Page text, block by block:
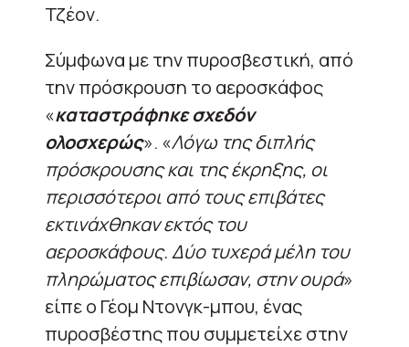
Τζέον.
Σύμφωνα με την πυροσβεστική, από
την πρόσκρουση το αεροσκάφος
«καταστράφηκε σχεδόν
ολοσχερώς». «Λόγω της διπλής
πρόσκρουσης και της έκρηξης, οι
περισσότεροι από τους επιβάτες
εκτινάχθηκαν εκτός του
αεροσκάφους. Δύο τυχερά μέλη του
πληρώματος επιβίωσαν, στην ουρά»
είπε ο Γέομ Ντονγκ-μπου, ένας
πυροσβέστης που συμμετείχε στην